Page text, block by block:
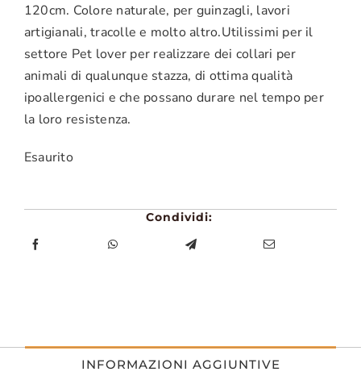
120cm. Colore naturale, per guinzagli, lavori
artigianali, tracolle e molto altro.Utilissimi per il
settore Pet lover per realizzare dei collari per
animali di qualunque stazza, di ottima qualità
ipoallergenici e che possano durare nel tempo per
la loro resistenza.
Esaurito
Condividi:
INFORMAZIONI AGGIUNTIVE